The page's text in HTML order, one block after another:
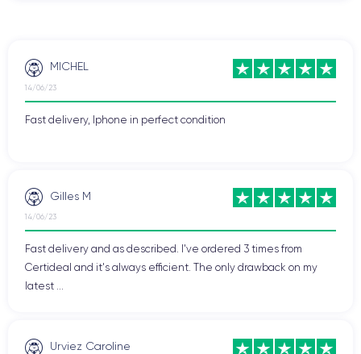
MICHEL
14/06/23
Fast delivery, Iphone in perfect condition
Gilles M
14/06/23
Fast delivery and as described. I've ordered 3 times from
Certideal and it's always efficient. The only drawback on my
latest ...
Urviez Caroline